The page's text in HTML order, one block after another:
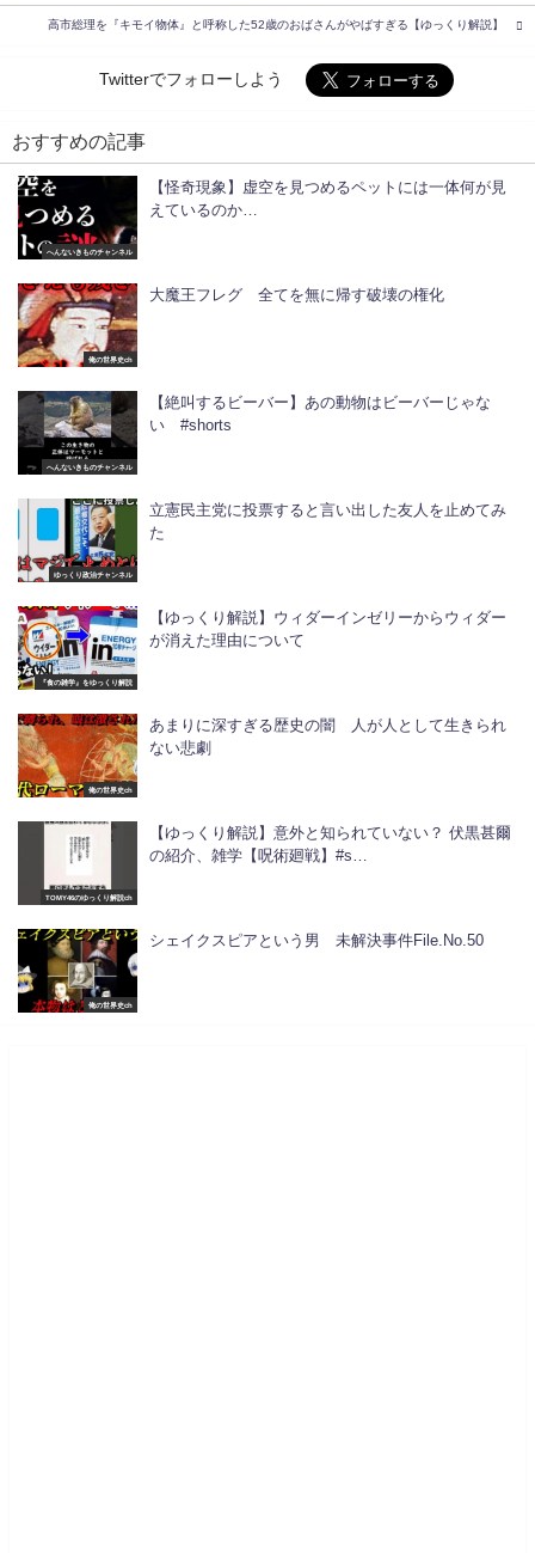
高市総理を『キモイ物体』と呼称した52歳のおばさんがやばすぎる【ゆっくり解説】
Twitterでフォローしよう
おすすめの記事
へんないきものチャンネル
【怪奇現象】虚空を見つめるペットには一体何が見
えているのか…
俺の世界史ch
大魔王フレグ 全てを無に帰す破壊の権化
へんないきものチャンネル
【絶叫するビーバー】あの動物はビーバーじゃな
い #shorts
ゆっくり政治チャンネル
立憲民主党に投票すると言い出した友人を止めてみ
た
『食の雑学』をゆっくり解説
【ゆっくり解説】ウィダーインゼリーからウィダー
が消えた理由について
俺の世界史ch
あまりに深すぎる歴史の闇 人が人として生きられ
ない悲劇
TOMY46のゆっくり解説ch
【ゆっくり解説】意外と知られていない？ 伏黒甚爾
の紹介、雑学【呪術廻戦】#s…
俺の世界史ch
シェイクスピアという男 未解決事件File.No.50